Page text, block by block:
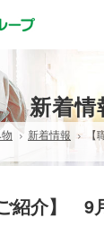
新着情
新着情報
紹介】 9